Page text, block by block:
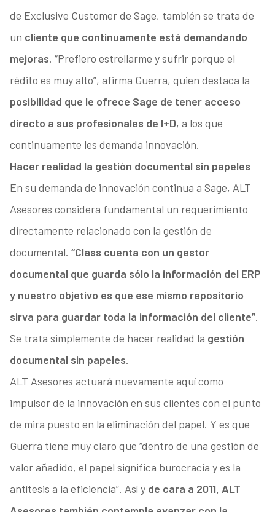
de Exclusive Customer de Sage, también se trata de
un cliente que continuamente está demandando
mejoras. “Prefiero estrellarme y sufrir porque el
rédito es muy alto”, afirma Guerra, quien destaca la
posibilidad que le ofrece Sage de tener acceso
directo a sus profesionales de I+D, a los que
continuamente les demanda innovación.
Hacer realidad la gestión documental sin papeles
En su demanda de innovación continua a Sage, ALT
Asesores considera fundamental un requerimiento
directamente relacionado con la gestión de
documental. “Class cuenta con un gestor
documental que guarda sólo la información del ERP
y nuestro objetivo es que ese mismo repositorio
sirva para guardar toda la información del cliente”.
Se trata simplemente de hacer realidad la gestión
documental sin papeles.
ALT Asesores actuará nuevamente aquí como
impulsor de la innovación en sus clientes con el punto
de mira puesto en la eliminación del papel. Y es que
Guerra tiene muy claro que “dentro de una gestión de
valor añadido, el papel significa burocracia y es la
antítesis a la eficiencia”. Así y de cara a 2011, ALT